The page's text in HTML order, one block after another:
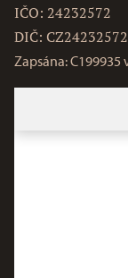
IČO: 24232572
DIČ: CZ24232572
Zapsána: